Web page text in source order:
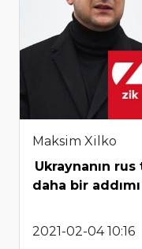
Maksim Xilko
Ukraynanın rus
daha bir addımı
2021-02-04 10:16